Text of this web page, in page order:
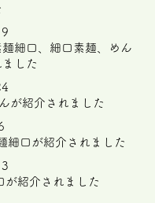
麺細口、細口素麺、めん
した
が紹介されました
細口が紹介されました
が紹介されました